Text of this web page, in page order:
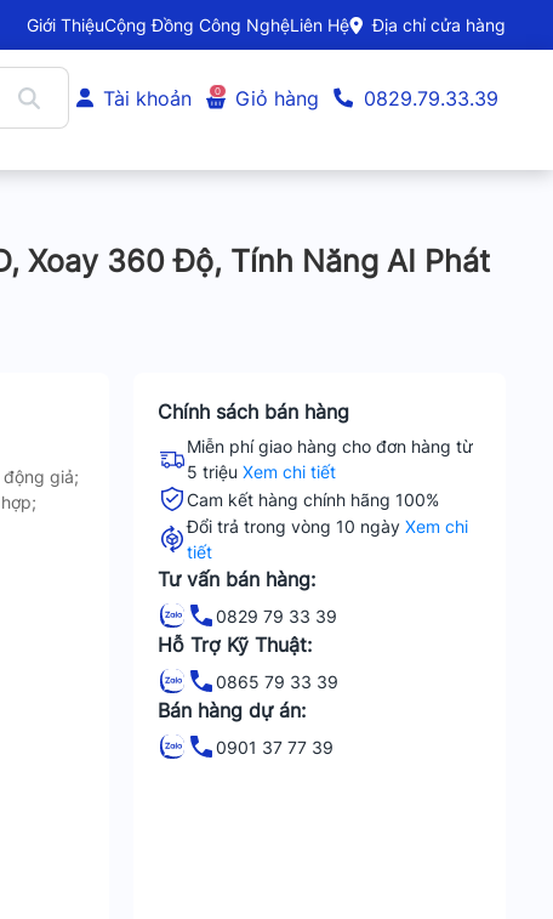
Giới ThiệuCộng Đồng Công NghệLiên Hệ Địa chỉ cửa hàng
Tài khoản 0 Giỏ hàng 0829.79.33.39
Xoay 360 Độ, Tính Năng AI Phát
giả;
Chính sách bán hàng
Miễn phí giao hàng cho đơn hàng từ
5 triệuXem chi tiết
Cam kết hàng chính hãng 100%
Đổi trả trong vòng 10 ngàyXem chi
tiết
Tư vấn bán hàng:
0829 79 33 39
Hỗ Trợ Kỹ Thuật:
0865 79 33 39
Bán hàng dự án:
0901 37 77 39